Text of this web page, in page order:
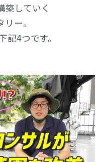
築していく
ー。
4つです。